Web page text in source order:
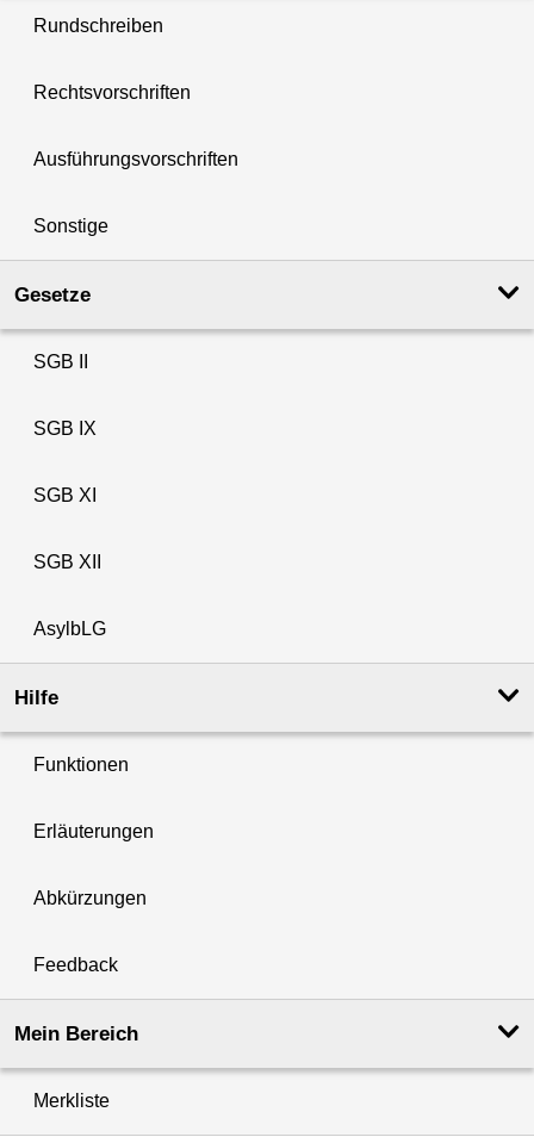
Rundschreiben
Rechtsvorschriften
Ausführungsvorschriften
Sonstige
Gesetze
SGB II
SGB IX
SGB XI
SGB XII
AsylbLG
Hilfe
Funktionen
Erläuterungen
Abkürzungen
Feedback
Mein Bereich
Merkliste